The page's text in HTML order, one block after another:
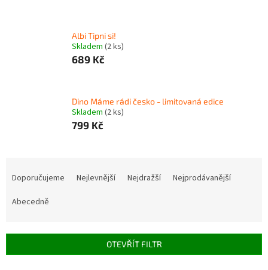
Albi Tipni si!
Skladem (2 ks)
689 Kč
Dino Máme rádi česko - limitovaná edice
Skladem (2 ks)
799 Kč
r
Doporučujeme Nejlevnější Nejdražší
Nejprodávanější
Abecedně
OTEVŘÍT FILTR